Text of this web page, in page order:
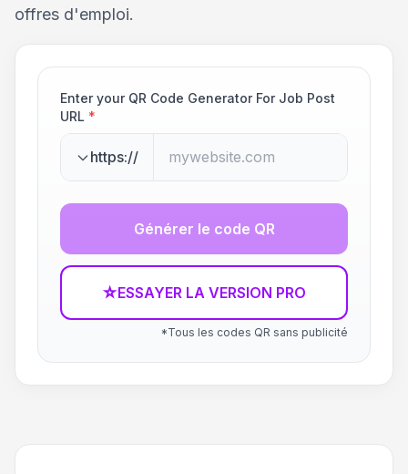
offres d'emploi.
Enter your QR Code Generator For Job Post
URL *
https://
Générer le code QR
☆ESSAYER LA VERSION PRO
*Tous les codes QR sans publicité